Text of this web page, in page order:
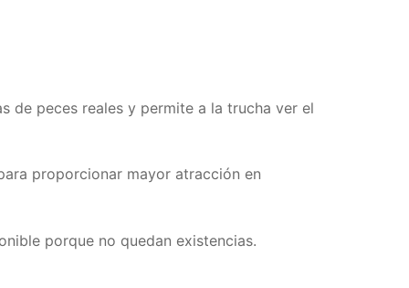
de peces reales y permite a la trucha ver el
proporcionar mayor atracción en
porque no quedan existencias.